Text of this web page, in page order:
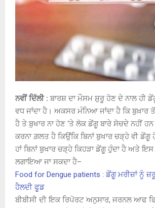
ਨਵੀਂ ਦਿੱਲੀ : ਬਾਰਸ਼ ਦਾ ਮੌਸਮ ਸ਼ੁਰੂ ਹੋਣ ਦੇ ਨਾਲ ਹੀ
ਵਧ ਜਾਂਦਾ ਹੈ। ਅਕਸਰ ਮੰਨਿਆ ਜਾਂਦਾ ਹੈ ਕਿ ਬੁਖ਼ਾਰ
ਹੈ ਤੇ ਬੁਖਾਰ ਨਾ ਹੋਣ ‘ਤੇ ਲੋਕ ਡੇਂਗੂ ਬਾਰੇ ਸੋਚਦੇ ਨਹੀਂ
ਕਰਨਾ ਗ਼ਲਤ ਹੈ ਕਿਉਂਕਿ ਬਿਨਾਂ ਬੁਖਾਰ ਚੜ੍ਹੇ ਵੀ ਡੇਂਗੂ
ਹਾਂ ਬਿਨਾਂ ਬੁਖਾਰ ਚੜ੍ਹੇ ਕਿਹੜਾ ਡੇਂਗੂ ਹੁੰਦਾ ਹੈ ਅਤੇ ਇਸ
ਲਗਾਇਆ ਜਾ ਸਕਦਾ ਹੈ–
Food for Dengue patients : ਡੇਂਗੂ ਮਰੀਜ਼ਾਂ ਨੂੰ
ਹੈਲਦੀ ਫੂਡ
ਬੀਬੀਸੀ ਦੀ ਇਕ ਰਿਪੋਰਟ ਅਨੁਸਾਰ, ਜਰਨਲ ਆਫ